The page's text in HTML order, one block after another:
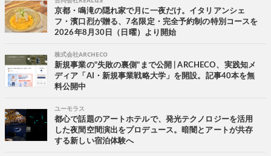
京都・鳴滝の隠れ家で月に一夜だけ。イタリアンシェ
フ・濱口烈が贈る、7名限定・完全予約制の特別コースを
2026年8月30日（日曜）より開始
株式会社ARCHECO
新規事業の"失敗の裏側"まで公開 | ARCHECO、実践知メ
ディア「AI・新規事業戦略大学」を開設。記事40本を無
料公開中
ユーモラス
都心で話題のアートホテルで、発光テクノロジーを活用
した夜間空間演出をプロデュース。暗闇とアートが共存
する新しい宿泊体験へ